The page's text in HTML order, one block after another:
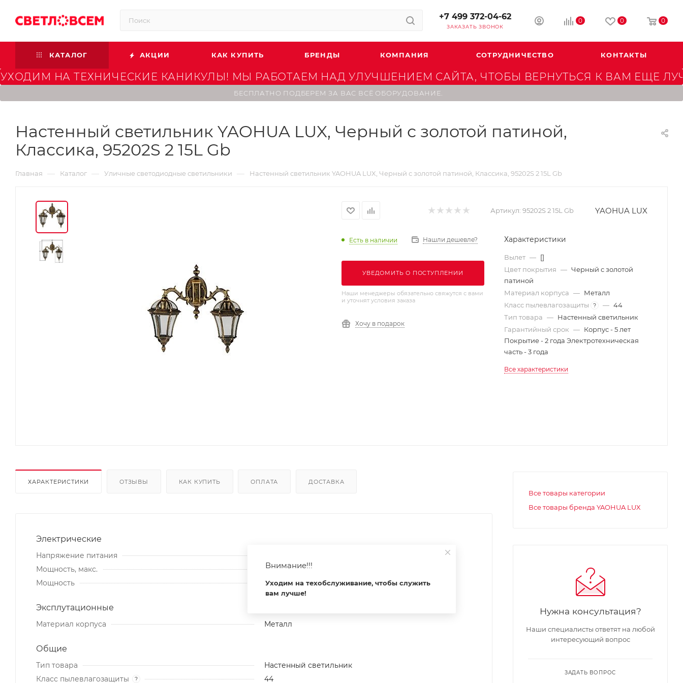
+7 499 372-04-62
ЗАКАЗАТЬ ЗВОНОК
0 0 0
КАТАЛОГ АКЦИИ КАК КУПИТЬ БРЕНДЫ КОМПАНИЯ СОТРУДНИЧЕСТВО КОНТАКТЫ
УХОДИМ НА ТЕХНИЧЕСКИЕ КАНИКУЛЫ! МЫ РАБОТАЕМ НАД УЛУЧШЕНИЕМ САЙТА, ЧТОБЫ ВЕРНУТЬСЯ К ВАМ ЕЩЕ
БЕСПЛАТНО ПОДБЕРЕМ ЗА ВАС ВСЁ ОБОРУДОВАНИЕ.
Настенный светильник YAOHUA LUX, Черный с золотой патиной,
Классика, 95202S 2 15L Gb
Главная — Каталог — Уличные светодиодные светильники — Настенный светильник YAOHUA LUX, Черный с золотой патиной, Классика, 95202S 2 15L Gb
Артикул: 95202S 2 15L Gb YAOHUA LUX
Есть в наличии Нашли дешевле?
УВЕДОМИТЬ О ПОСТУПЛЕНИИ
Наши менеджеры обязательно свяжутся с вами
и уточнят условия заказа
Хочу в подарок
Характеристики
Вылет — []
Цвет покрытия — Черный с золотой
патиной
Материал корпуса — Металл
Класс пылевлагозащиты
? — 44
Тип товара — Настенный светильник
Гарантийный срок — Корпус - 5 лет
Покрытие - 2 года Электротехническая
часть - 3 года
Все характеристики
ХАРАКТЕРИСТИКИ ОТЗЫВЫ КАК КУПИТЬ ОПЛАТА ДОСТАВКА
Электрические
Напряжение питания
Мощность, макс.
100
Мощность
200
Эксплутационные
Материал корпуса Металл
Общие
Тип товара
Настенный светильник
Класс пылевлагозащиты
? 44
Все товары категории
Все товары бренда YAOHUA LUX
Нужна консультация?
Наши специалисты ответят на любой
интересующий вопрос
ЗАДАТЬ ВОПРОС
Внимание!!!
Уходим на техобслуживание, чтобы служить
вам лучше!